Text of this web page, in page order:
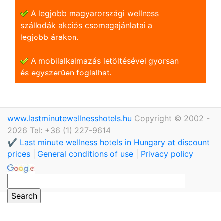
A legjobb magyarországi wellness
szállodák akciós csomagajánlatai a
legjobb árakon.
A mobilalkalmazás letöltésével gyorsan
és egyszerũen foglalhat.
www.lastminutewellnesshotels.hu Copyright © 2002 -
2026 Tel: +36 (1) 227-9614
✔️ Last minute wellness hotels in Hungary at discount
prices
General conditions of use Privacy policy